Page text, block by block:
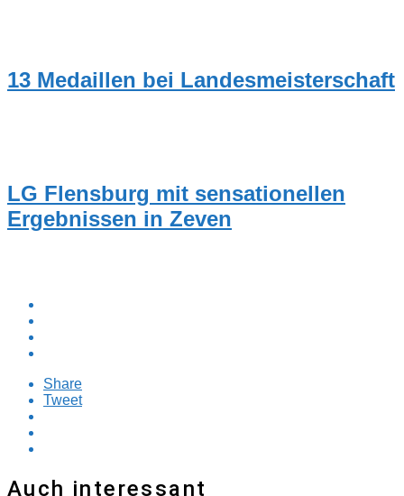
13 Medaillen bei Landesmeisterschaft
LG Flensburg mit sensationellen
Ergebnissen in Zeven
Share
Tweet
Auch interessant